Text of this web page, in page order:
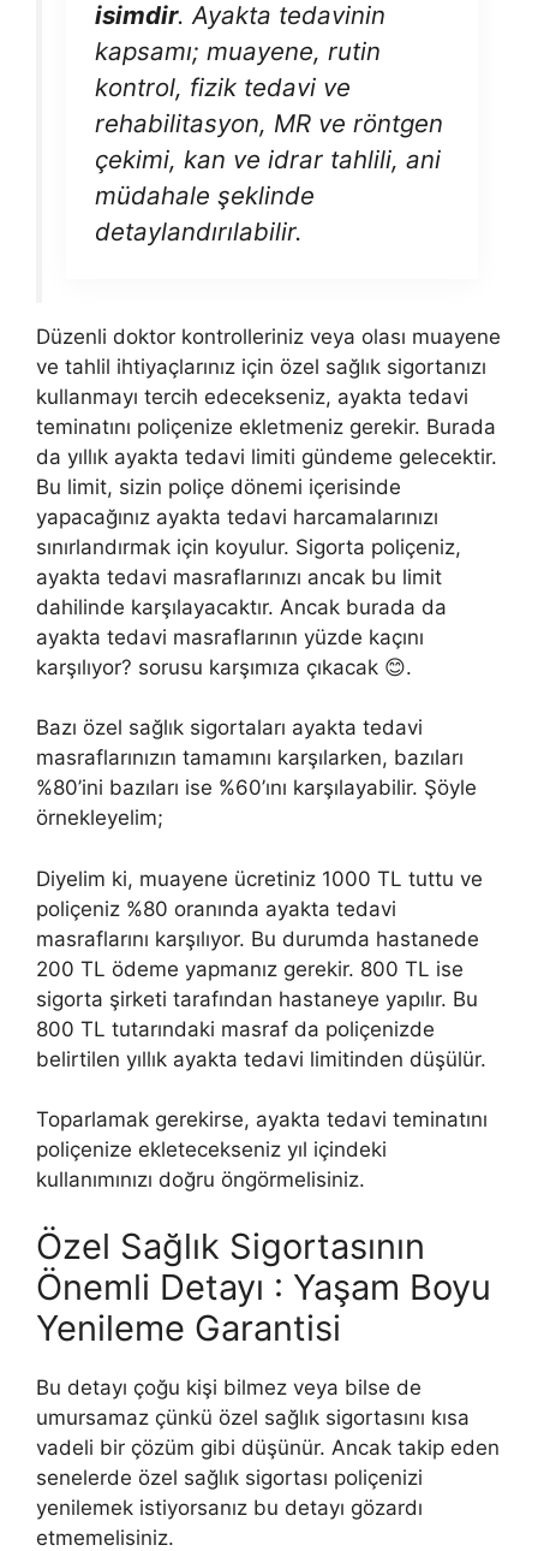
isimdir. Ayakta tedavinin
kapsamı; muayene, rutin
kontrol, fizik tedavi ve
rehabilitasyon, MR ve röntgen
çekimi, kan ve idrar tahlili, ani
müdahale şeklinde
detaylandırılabilir.
Düzenli doktor kontrolleriniz veya olası muayene
ve tahlil ihtiyaçlarınız için özel sağlık sigortanızı
kullanmayı tercih edecekseniz, ayakta tedavi
teminatını poliçenize ekletmeniz gerekir. Burada
da yıllık ayakta tedavi limiti gündeme gelecektir.
Bu limit, sizin poliçe dönemi içerisinde
yapacağınız ayakta tedavi harcamalarınızı
sınırlandırmak için koyulur. Sigorta poliçeniz,
ayakta tedavi masraflarınızı ancak bu limit
dahilinde karşılayacaktır. Ancak burada da
ayakta tedavi masraflarının yüzde kaçını
karşılıyor? sorusu karşımıza çıkacak 😊.
Bazı özel sağlık sigortaları ayakta tedavi
masraflarınızın tamamını karşılarken, bazıları
%80’ini bazıları ise %60’ını karşılayabilir. Şöyle
örnekleyelim;
Diyelim ki, muayene ücretiniz 1000 TL tuttu ve
poliçeniz %80 oranında ayakta tedavi
masraflarını karşılıyor. Bu durumda hastanede
200 TL ödeme yapmanız gerekir. 800 TL ise
sigorta şirketi tarafından hastaneye yapılır. Bu
800 TL tutarındaki masraf da poliçenizde
belirtilen yıllık ayakta tedavi limitinden düşülür.
Toparlamak gerekirse, ayakta tedavi teminatını
poliçenize ekletecekseniz yıl içindeki
kullanımınızı doğru öngörmelisiniz.
Özel Sağlık Sigortasının
Önemli Detayı : Yaşam Boyu
Yenileme Garantisi
Bu detayı çoğu kişi bilmez veya bilse de
umursamaz çünkü özel sağlık sigortasını kısa
vadeli bir çözüm gibi düşünür. Ancak takip eden
senelerde özel sağlık sigortası poliçenizi
yenilemek istiyorsanız bu detayı gözardı
etmemelisiniz.